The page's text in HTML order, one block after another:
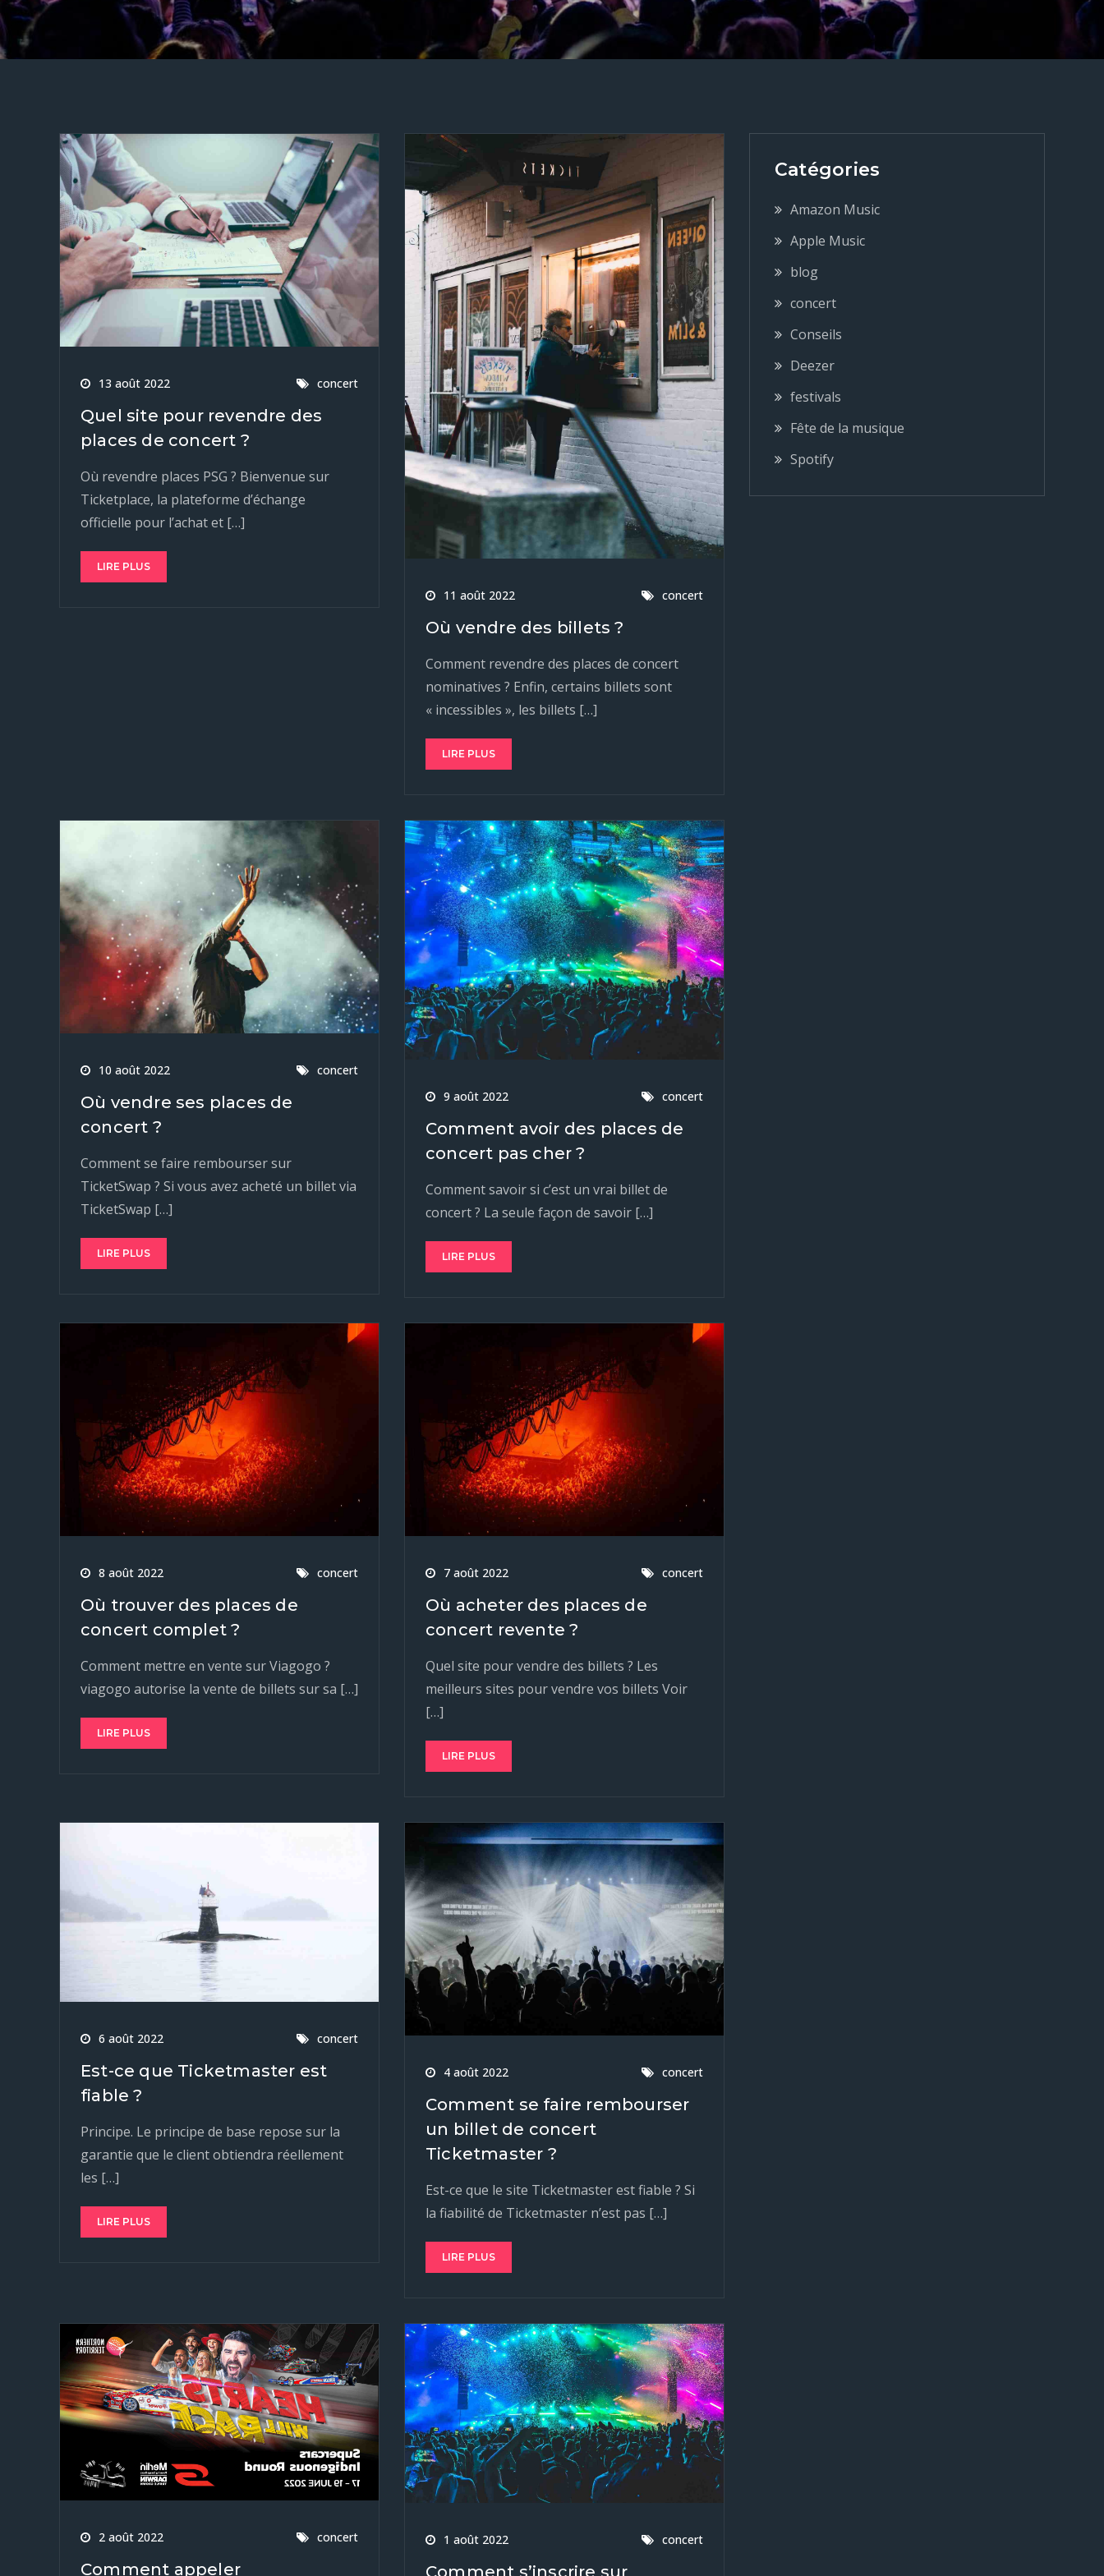
13 août 2022 concert
Quel site pour revendre des
places de concert ?
Où revendre places PSG ? Bienvenue sur
Ticketplace, la plateforme d’échange
officielle pour l’achat et […]
LIRE PLUS
11 août 2022 concert
Où vendre des billets ?
Comment revendre des places de concert
nominatives ? Enfin, certains billets sont
« incessibles », les billets […]
LIRE PLUS
10 août 2022 concert
Où vendre ses places de
concert ?
Comment se faire rembourser sur
TicketSwap ? Si vous avez acheté un billet via
TicketSwap […]
LIRE PLUS
9 août 2022 concert
Comment avoir des places de
concert pas cher ?
Comment savoir si c’est un vrai billet de
concert ? La seule façon de savoir […]
LIRE PLUS
8 août 2022 concert
Où trouver des places de
concert complet ?
Comment mettre en vente sur Viagogo ?
viagogo autorise la vente de billets sur sa […]
LIRE PLUS
7 août 2022 concert
Où acheter des places de
concert revente ?
Quel site pour vendre des billets ? Les
meilleurs sites pour vendre vos billets Voir
[…]
LIRE PLUS
6 août 2022 concert
Est-ce que Ticketmaster est
fiable ?
Principe. Le principe de base repose sur la
garantie que le client obtiendra réellement
les […]
LIRE PLUS
4 août 2022 concert
Comment se faire rembourser
un billet de concert
Ticketmaster ?
Est-ce que le site Ticketmaster est fiable ? Si
la fiabilité de Ticketmaster n’est pas […]
LIRE PLUS
2 août 2022 concert
Comment appeler
1 août 2022 concert
Comment s’inscrire sur
Catégories
Amazon Music
Apple Music
blog
concert
Conseils
Deezer
festivals
Fête de la musique
Spotify